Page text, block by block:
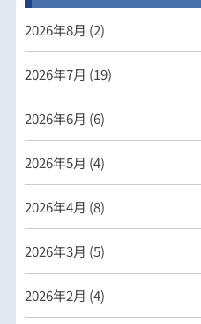
2026年8月 (2)
2026年7月 (19)
2026年6月 (6)
2026年5月 (4)
2026年4月 (8)
2026年3月 (5)
2026年2月 (4)